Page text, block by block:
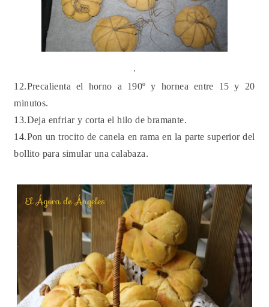
.
12.Precalienta el horno a 190º y hornea entre 15 y 20
minutos.
13.Deja enfriar y corta el hilo de bramante.
14.Pon un trocito de canela en rama en la parte superior del
bollito para simular una calabaza.